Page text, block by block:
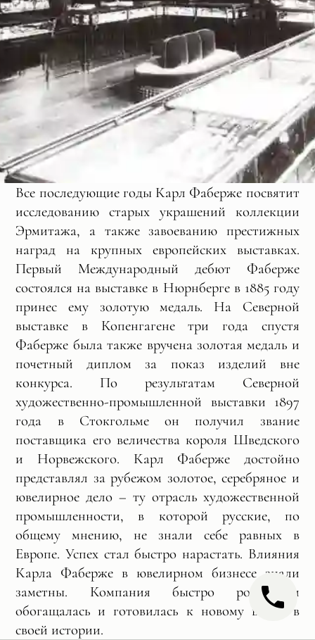
Все последующие годы Карл Фаберже посвятит
исследованию старых украшений коллекции
Эрмитажа, а также завоеванию престижных
наград на крупных европейских выставках.
Первый Международный дебют Фаберже
состоялся на выставке в Нюрнберге в 1885 году
принес ему золотую медаль. На Северной
выставке в Копенгагене три года спустя
Фаберже была также вручена золотая медаль и
почетный диплом за показ изделий вне
конкурса. По результатам Северной
художественно-промышленной выставки 1897
года в Стокгольме он получил звание
поставщика его величества короля Шведского
и Норвежского. Карл Фаберже достойно
представлял за рубежом золотое, серебряное и
ювелирное дело – ту отрасль художественной
промышленности, в которой русские, по
общему мнению, не знали себе равных в
Европе. Успех стал быстро нарастать. Влияния
Карла Фаберже в ювелирном бизнесе знали
заметны. Компания быстро росла и
обогащалась и готовилась к новому витку в
своей истории.